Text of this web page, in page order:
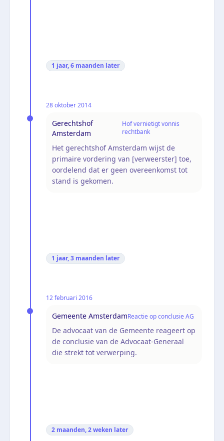
1 jaar, 6 maanden later
28 oktober 2014
Gerechtshof
Amsterdam
Hof vernietigt vonnis
rechtbank
Het gerechtshof Amsterdam wijst de
primaire vordering van [verweerster] toe,
oordelend dat er geen overeenkomst tot
stand is gekomen.
1 jaar, 3 maanden later
12 februari 2016
Gemeente AmsterdamReactie op conclusie AG
De advocaat van de Gemeente reageert op
de conclusie van de Advocaat-Generaal
die strekt tot verwerping.
2 maanden, 2 weken later